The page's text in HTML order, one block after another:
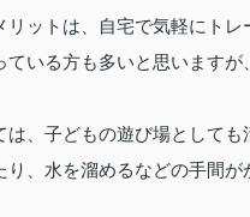
ットは、自宅で気軽にトレ
いる方も多いと思います
、子どもの遊び場としても
り、水を溜めるなどの手間